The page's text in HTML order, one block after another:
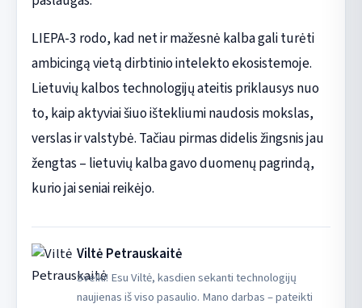
LIEPA-3 rodo, kad net ir mažesnė kalba gali turėti
ambicingą vietą dirbtinio intelekto ekosistemoje.
Lietuvių kalbos technologijų ateitis priklausys nuo
to, kaip aktyviai šiuo ištekliumi naudosis mokslas,
verslas ir valstybė. Tačiau pirmas didelis žingsnis jau
žengtas – lietuvių kalba gavo duomenų pagrindą,
kurio jai seniai reikėjo.
Viltė Petrauskaitė
Sveiki! Esu Viltė, kasdien sekanti technologijų
naujienas iš viso pasaulio. Mano darbas – pateikti